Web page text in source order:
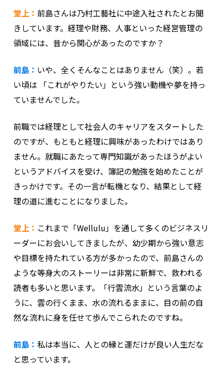
堂上： 前島さんは乃村工藝社に中途入社されたとお聞
きしています。経理や財務、人事といった経営管理の
領域には、昔から関心があったのですか？
前島： いや、全くそんなことはありません（笑）。若
い頃は 「これがやりたい」という強い動機や夢を持っ
ていませんでした。
前職では経理として社会人のキャリアをスタートした
のですが、もともと経理に興味があったわけではあり
ません。就職にあたって専門知識があったほうがよい
というアドバイスを受け、簿記の勉強を始めたことが
きっかけです。その一言が転機となり、結果として経
理の道に進むことになりました。
堂上： これまで「Wellulu」を通して多くのビジネスリ
ーダーにお会いしてきましたが、幼少期から強い意志
や目標を持たれている方が多かったので、前島さんの
ような等身大のストーリーは非常に新鮮で、救われる
読者も多いと思います。「行雲流水」という言葉のよ
うに、雲の行くまま、水の流れるままに、目の前の自
然な流れに身を任せて歩んでこられたのですね。
前島： 私は本当に、人との縁と運だけが良い人生だな
と思っています。